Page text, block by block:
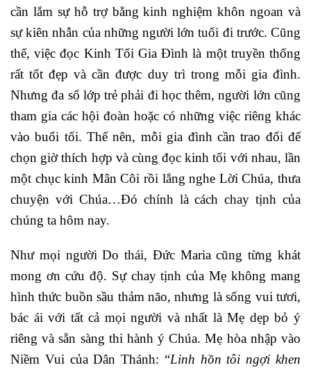
cần lắm sự hỗ trợ bằng kinh nghiệm khôn ngoan và
sự kiên nhẫn của những người lớn tuổi đi trước. Cũng
thế, việc đọc Kinh Tối Gia Đình là một truyền thống
rất tốt đẹp và cần được duy trì trong mỗi gia đình.
Nhưng đa số lớp trẻ phải đi học thêm, người lớn cũng
tham gia các hội đoàn hoặc có những việc riêng khác
vào buổi tối. Thế nên, mỗi gia đình cần trao đổi để
chọn giờ thích hợp và cùng đọc kinh tối với nhau, lần
một chục kinh Mân Côi rồi lắng nghe Lời Chúa, thưa
chuyện với Chúa…Đó chính là cách chay tịnh của
chúng ta hôm nay.
Như mọi người Do thái, Đức Maria cũng từng khát
mong ơn cứu độ. Sự chay tịnh của Mẹ không mang
hình thức buồn sầu thảm não, nhưng là sống vui tươi,
bác ái với tất cả mọi người và nhất là Mẹ dẹp bỏ ý
riêng và sẵn sàng thi hành ý Chúa. Mẹ hòa nhập vào
Niềm Vui của Dân Thánh: “Linh hồn tôi ngợi khen